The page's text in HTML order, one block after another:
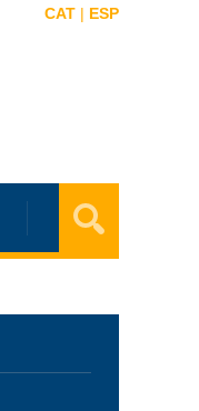
CAT | ESP